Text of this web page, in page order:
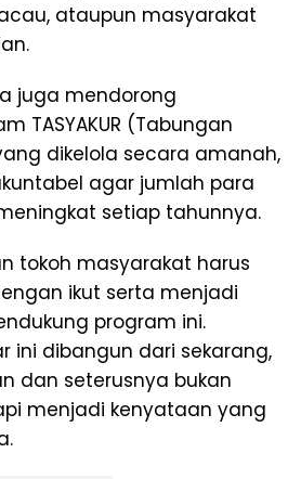
ataupun masyarakat
juga mendorong
TASYAKUR (Tabungan
dikelola secara amanah,
agar jumlah para
setiap tahunnya.
tokoh masyarakat harus
ikut serta menjadi
program ini.
ini dibangun dari sekarang,
dan seterusnya bukan
menjadi kenyataan yang